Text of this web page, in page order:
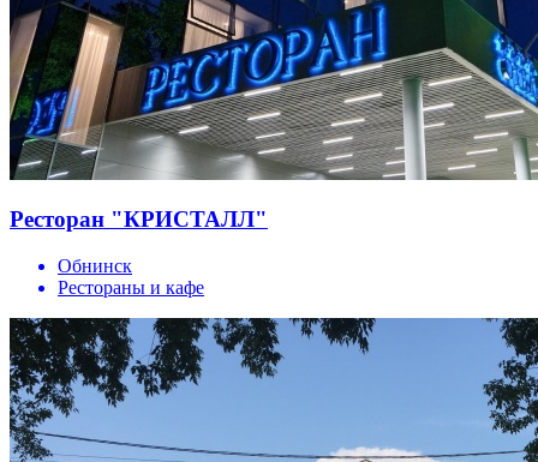
Ресторан "КРИСТАЛЛ"
Обнинск
Рестораны и кафе